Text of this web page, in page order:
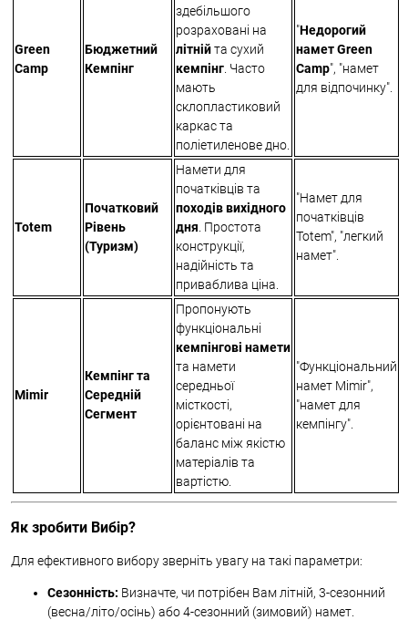
Green
Camp
Бюджетний
Кемпінг
здебільшого
розраховані на
літнійта сухий
кемпінг . Часто
мають
склопластиковий
каркас та
поліетиленове дно.
"Недорогий
намет Green
Camp", "намет
для відпочинку".
Totem
Початковий
Рівень
(Туризм)
Намети для
початківців та
походів вихідного
дня . Простота
конструкції,
надійність та
приваблива ціна.
"Намет для
початківців
Totem", "легкий
намет".
Mimir
Кемпінг та
Середній
Сегмент
Пропонують
функціональні
кемпінгові намети
та намети
середньої
місткості,
орієнтовані на
баланс між якістю
матеріалів та
вартістю.
"Функціональний
намет Mimir",
"намет для
кемпінгу".
Як зробити Вибір?
Для ефективного вибору зверніть увагу на такі параметри:
Сезонність: Визначте, чи потрібен Вам літній, 3-сезонний
(весна/літо/осінь) або 4-сезонний (зимовий) намет.